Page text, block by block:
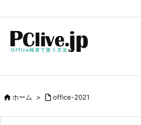
ホーム >  office-2021